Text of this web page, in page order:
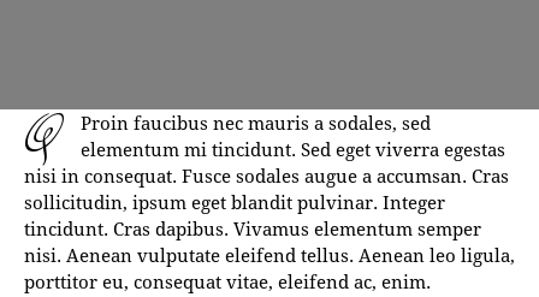
q
Proin faucibus nec mauris a sodales, sed
elementum mi tincidunt. Sed eget viverra egestas
nisi in consequat. Fusce sodales augue a accumsan. Cras
sollicitudin, ipsum eget blandit pulvinar. Integer
tincidunt. Cras dapibus. Vivamus elementum semper
nisi. Aenean vulputate eleifend tellus. Aenean leo ligula,
porttitor eu, consequat vitae, eleifend ac, enim.